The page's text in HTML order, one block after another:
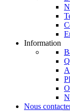
Information
Nous